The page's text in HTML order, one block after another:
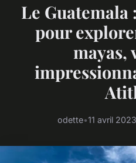
Le
pour
mayas,
odette•11 avril 2023